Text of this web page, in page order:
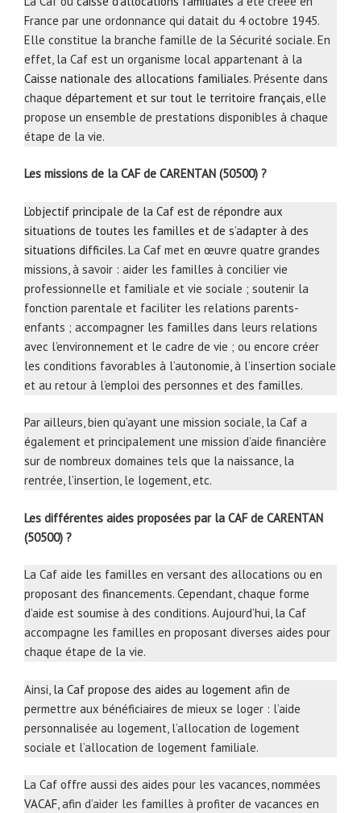
France par une ordonnance qui datait du 4 octobre 1945.
Elle constitue la branche famille de la Sécurité sociale. En
effet, la Caf est un organisme local appartenant à la
Caisse nationale des allocations familiales. Présente dans
chaque département et sur tout le territoire français, elle
propose un ensemble de prestations disponibles à chaque
étape de la vie.
Les missions de la CAF de CARENTAN (50500) ?
L’objectif principale de la Caf est de répondre aux
situations de toutes les familles et de s’adapter à des
situations difficiles. La Caf met en œuvre quatre grandes
missions, à savoir : aider les familles à concilier vie
professionnelle et familiale et vie sociale ; soutenir la
fonction parentale et faciliter les relations parents-
enfants ; accompagner les familles dans leurs relations
avec l’environnement et le cadre de vie ; ou encore créer
les conditions favorables à l’autonomie, à l’insertion sociale
et au retour à l’emploi des personnes et des familles.
Par ailleurs, bien qu’ayant une mission sociale, la Caf a
également et principalement une mission d’aide financière
sur de nombreux domaines tels que la naissance, la
rentrée, l’insertion, le logement, etc.
Les différentes aides proposées par la CAF de CARENTAN
(50500) ?
La Caf aide les familles en versant des allocations ou en
proposant des financements. Cependant, chaque forme
d’aide est soumise à des conditions. Aujourd’hui, la Caf
accompagne les familles en proposant diverses aides pour
chaque étape de la vie.
Ainsi, la Caf propose des aides au logement afin de
permettre aux bénéficiaires de mieux se loger : l’aide
personnalisée au logement, l’allocation de logement
sociale et l’allocation de logement familiale.
La Caf offre aussi des aides pour les vacances, nommées
VACAF, afin d’aider les familles à profiter de vacances en